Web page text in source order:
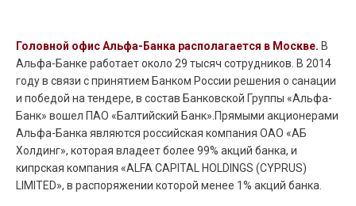
Головной офис Альфа-Банка располагается в Москве. В
Альфа-Банке работает около 29 тысяч сотрудников. В 2014
году в связи с принятием Банком России решения о санации
и победой на тендере, в состав Банковской Группы «Альфа-
Банк» вошел ПАО «Балтийский Банк».Прямыми акционерами
Альфа-Банка являются российская компания ОАО «АБ
Холдинг», которая владеет более 99% акций банка, и
кипрская компания «ALFA CAPITAL HOLDINGS (CYPRUS)
LIMITED», в распоряжении которой менее 1% акций банка.